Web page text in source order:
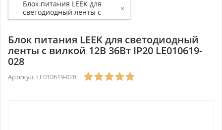
Блок питания LEEK для
светодиодный ленты с
вилкой 12В 36Вт IP20
×
Блок питания LEEK для светодиодный
ленты с вилкой 12В 36Вт IP20 LE010619-
028
Артикул: LE010619-028